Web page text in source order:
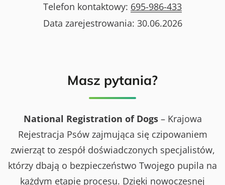
Telefon kontaktowy: 695-986-433
Data zarejestrowania: 30.06.2026
Masz pytania?
National Registration of Dogs– Krajowa
Rejestracja Psów zajmująca się czipowaniem
zwierząt to zespół doświadczonych specjalistów,
którzy dbają o bezpieczeństwo Twojego pupila na
każdym etapie procesu. Dzięki nowoczesnej